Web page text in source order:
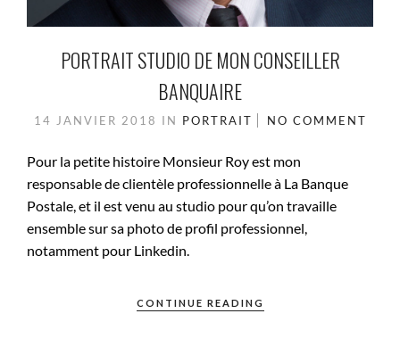
PORTRAIT STUDIO DE MON CONSEILLER
BANQUAIRE
14 JANVIER 2018 IN PORTRAIT NO COMMENT
Pour la petite histoire Monsieur Roy est mon
responsable de clientèle professionnelle à La Banque
Postale, et il est venu au studio pour qu’on travaille
ensemble sur sa photo de profil professionnel,
notamment pour Linkedin.
CONTINUE READING